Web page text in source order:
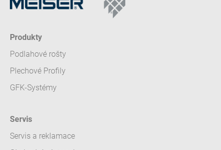
Produkty
Podlahové rošty
Plechové Profily
GFK-Systémy
Servis
Servis a reklamace